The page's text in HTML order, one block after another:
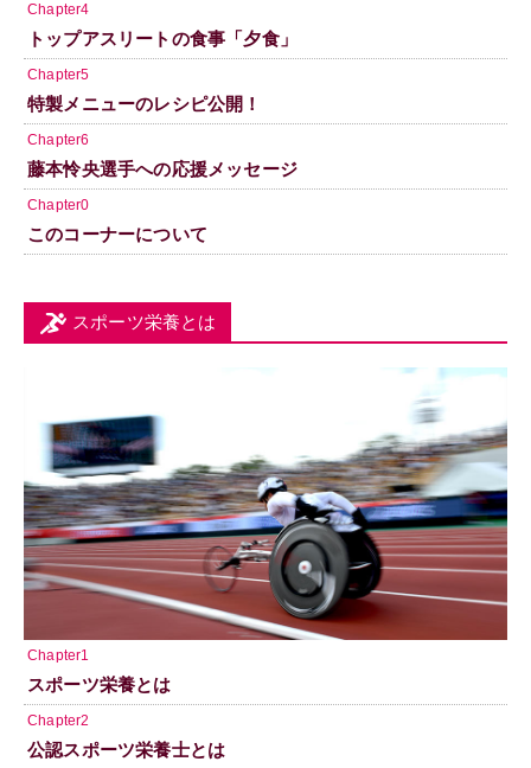
Chapter4
トップアスリートの食事「夕食」
Chapter5
特製メニューのレシピ公開！
Chapter6
藤本怜央選手への応援メッセージ
Chapter0
このコーナーについて
スポーツ栄養とは
Chapter1
スポーツ栄養とは
Chapter2
公認スポーツ栄養士とは